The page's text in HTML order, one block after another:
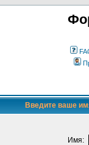
Введите ваше
Имя: